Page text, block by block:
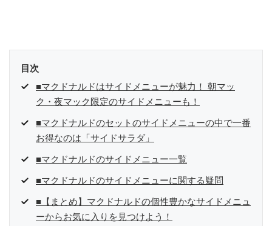
目次
■マクドナルドはサイドメニューが魅力！ 朝マッ
ク・夜マック限定のサイドメニューも！
■マクドナルドのセットのサイドメニューの中で一番
お得なのは「サイドサラダ」
■マクドナルドのサイドメニュー一覧
■マクドナルドのサイドメニューに関する疑問
■【まとめ】マクドナルドの個性豊かなサイドメニュ
ーからお気に入りを見つけよう！